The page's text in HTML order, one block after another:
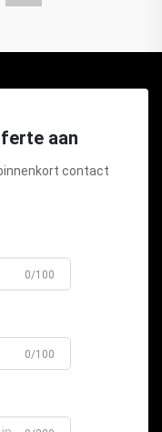
aan
contact
0/100
0/100